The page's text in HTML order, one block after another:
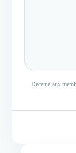
Décerné aux